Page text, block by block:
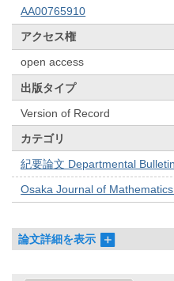
AA00765910
アクセス権
open access
出版タイプ
Version of Record
カテゴリ
紀要論文 Departmental
Osaka Journal of
論文詳細を表示